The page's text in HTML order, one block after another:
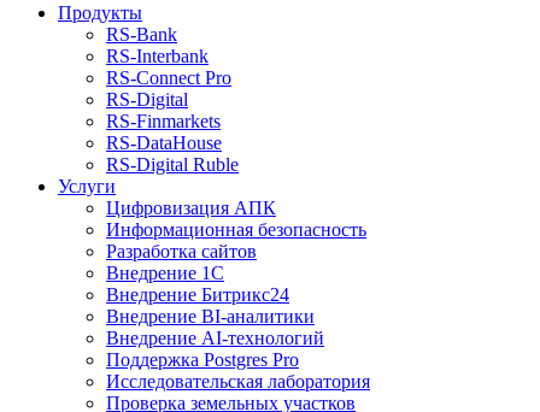
Продукты
RS‑Bank
RS‑Interbank
RS‑Connect Pro
RS‑Digital
RS‑Finmarkets
RS‑DataHouse
RS‑Digital Ruble
Услуги
Цифровизация АПК
Информационная безопасность
Разработка сайтов
Внедрение 1С
Внедрение Битрикс24
Внедрение BI‑аналитики
Внедрение AI‑технологий
Поддержка Postgres Pro
Исследовательская лаборатория
Проверка земельных участков